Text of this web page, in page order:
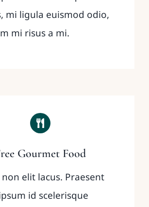
mi ligula euismod odio,
mi risus a mi.
Gourmet Food
elit lacus. Praesent
id scelerisque